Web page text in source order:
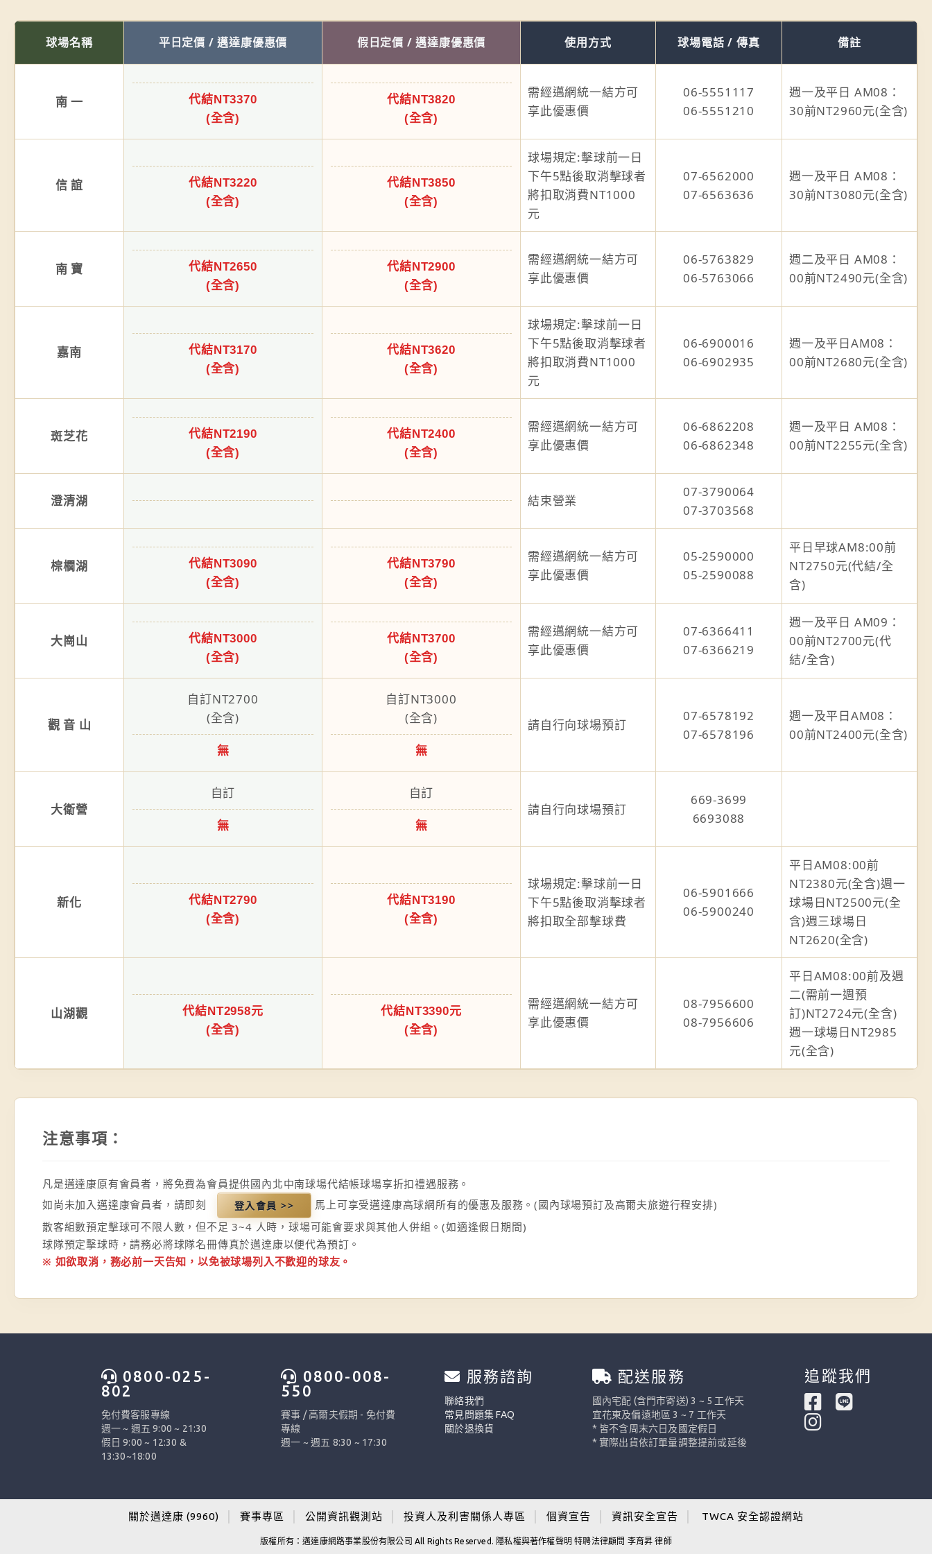
球場名稱 平日定價 / 邁達康優惠價 假日定價 / 邁達康優惠價 使用方式 球場電話 / 傳真 備註
南 一
代結NT3370
(全含)
代結NT3820
(全含)
需經邁網統一結方可
享此優惠價
06-5551117
06-5551210
週一及平日 AM08：
30前NT2960元(全含)
信 誼
代結NT3220
(全含)
代結NT3850
(全含)
球場規定:擊球前一日
下午5點後取消擊球者
將扣取消費NT1000
元
07-6562000
07-6563636
週一及平日 AM08：
30前NT3080元(全含)
南 寶
代結NT2650
(全含)
代結NT2900
(全含)
需經邁網統一結方可
享此優惠價
06-5763829
06-5763066
週二及平日 AM08：
00前NT2490元(全含)
嘉南
代結NT3170
(全含)
代結NT3620
(全含)
球場規定:擊球前一日
下午5點後取消擊球者
將扣取消費NT1000
元
06-6900016
06-6902935
週一及平日AM08：
00前NT2680元(全含)
斑芝花
代結NT2190
(全含)
代結NT2400
(全含)
需經邁網統一結方可
享此優惠價
06-6862208
06-6862348
週一及平日 AM08：
00前NT2255元(全含)
澄清湖 結束營業
07-3790064
07-3703568
棕櫚湖
代結NT3090
(全含)
代結NT3790
(全含)
需經邁網統一結方可
享此優惠價
05-2590000
05-2590088
平日早球AM8:00前
NT2750元(代結/全
含)
大崗山
代結NT3000
(全含)
代結NT3700
(全含)
需經邁網統一結方可
享此優惠價
07-6366411
07-6366219
週一及平日 AM09：
00前NT2700元(代
結/全含)
觀 音 山
自訂NT2700
(全含)
無
自訂NT3000
(全含)
無
請自行向球場預訂
07-6578192
07-6578196
週一及平日AM08：
00前NT2400元(全含)
大衛營
自訂
無
自訂
無
請自行向球場預訂
669-3699
6693088
新化
代結NT2790
(全含)
代結NT3190
(全含)
球場規定:擊球前一日
下午5點後取消擊球者
將扣取全部擊球費
06-5901666
06-5900240
平日AM08:00前
NT2380元(全含)週一
球場日NT2500元(全
含)週三球場日
NT2620(全含)
山湖觀
代結NT2958元
(全含)
代結NT3390元
(全含)
需經邁網統一結方可
享此優惠價
08-7956600
08-7956606
平日AM08:00前及週
二(需前一週預
訂)NT2724元(全含)
週一球場日NT2985
元(全含)
注意事項：
凡是邁達康原有會員者，將免費為會員提供國內北中南球場代結帳球場享折扣禮遇服務。
如尚未加入邁達康會員者，請即刻
登入會員 >>
馬上可享受邁達康高球網所有的優惠及服務。(國內球場預訂及高爾夫旅遊行程安排)
散客組數預定擊球可不限人數，但不足 3~4 人時，球場可能會要求與其他人併組。(如適逢假日期間)
球隊預定擊球時，請務必將球隊名冊傳真於邁達康以便代為預訂。
※ 如欲取消，務必前一天告知，以免被球場列入不歡迎的球友。
0800-025-
802
免付費客服專線
週一 ~ 週五 9:00 ~ 21:30
假日 9:00 ~ 12:30 &
13:30~18:00
0800-008-
550
賽事 / 高爾夫假期 - 免付費
專線
週一 ~ 週五 8:30 ~ 17:30
服務諮詢
聯絡我們
常見問題集 FAQ
關於退換貨
配送服務
國內宅配 (含門市寄送) 3 ~ 5 工作天
宜花東及偏遠地區 3 ~ 7 工作天
* 皆不含周末六日及國定假日
* 實際出貨依訂單量調整提前或延後
追蹤我們
關於邁達康 (9960) 賽事專區 公開資訊觀測站 投資人及利害關係人專區 個資宣告 資訊安全宣告 TWCA 安全認證網站
版權所有：邁達康網路事業股份有限公司 All Rights Reserved. 隱私權與著作權聲明 特聘法律顧問 李育昇 律師